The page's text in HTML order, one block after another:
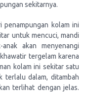
sekitarnya.
penampungan kolam ini
untuk mencuci, mandi
akan menyenangi
tergelam karena
kolam ini sekitar satu
terlalu dalam, ditambah
terlihat dengan jelas.